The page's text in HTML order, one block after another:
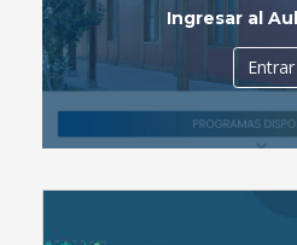
Ingresar al
Entrar